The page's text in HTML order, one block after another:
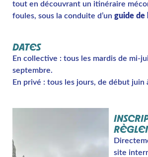
tout en découvrant un itinéraire
foules, sous la conduite d’un guide de
DATES
En collective : tous les mardis de mi-
septembre.
En privé : tous les jours, de début juin
site